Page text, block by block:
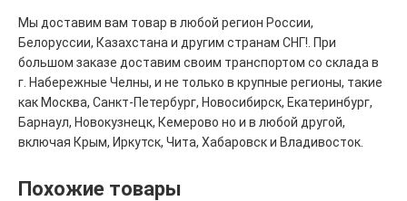
Мы доставим вам товар в любой регион России,
Белоруссии, Казахстана и другим странам СНГ!. При
большом заказе доставим своим транспортом со склада в
г. Набережные Челны, и не только в крупные регионы, такие
как Москва, Санкт-Петербург, Новосибирск, Екатеринбург,
Барнаул, Новокузнецк, Кемерово но и в любой другой,
включая Крым, Иркутск, Чита, Хабаровск и Владивосток.
Похожие товары